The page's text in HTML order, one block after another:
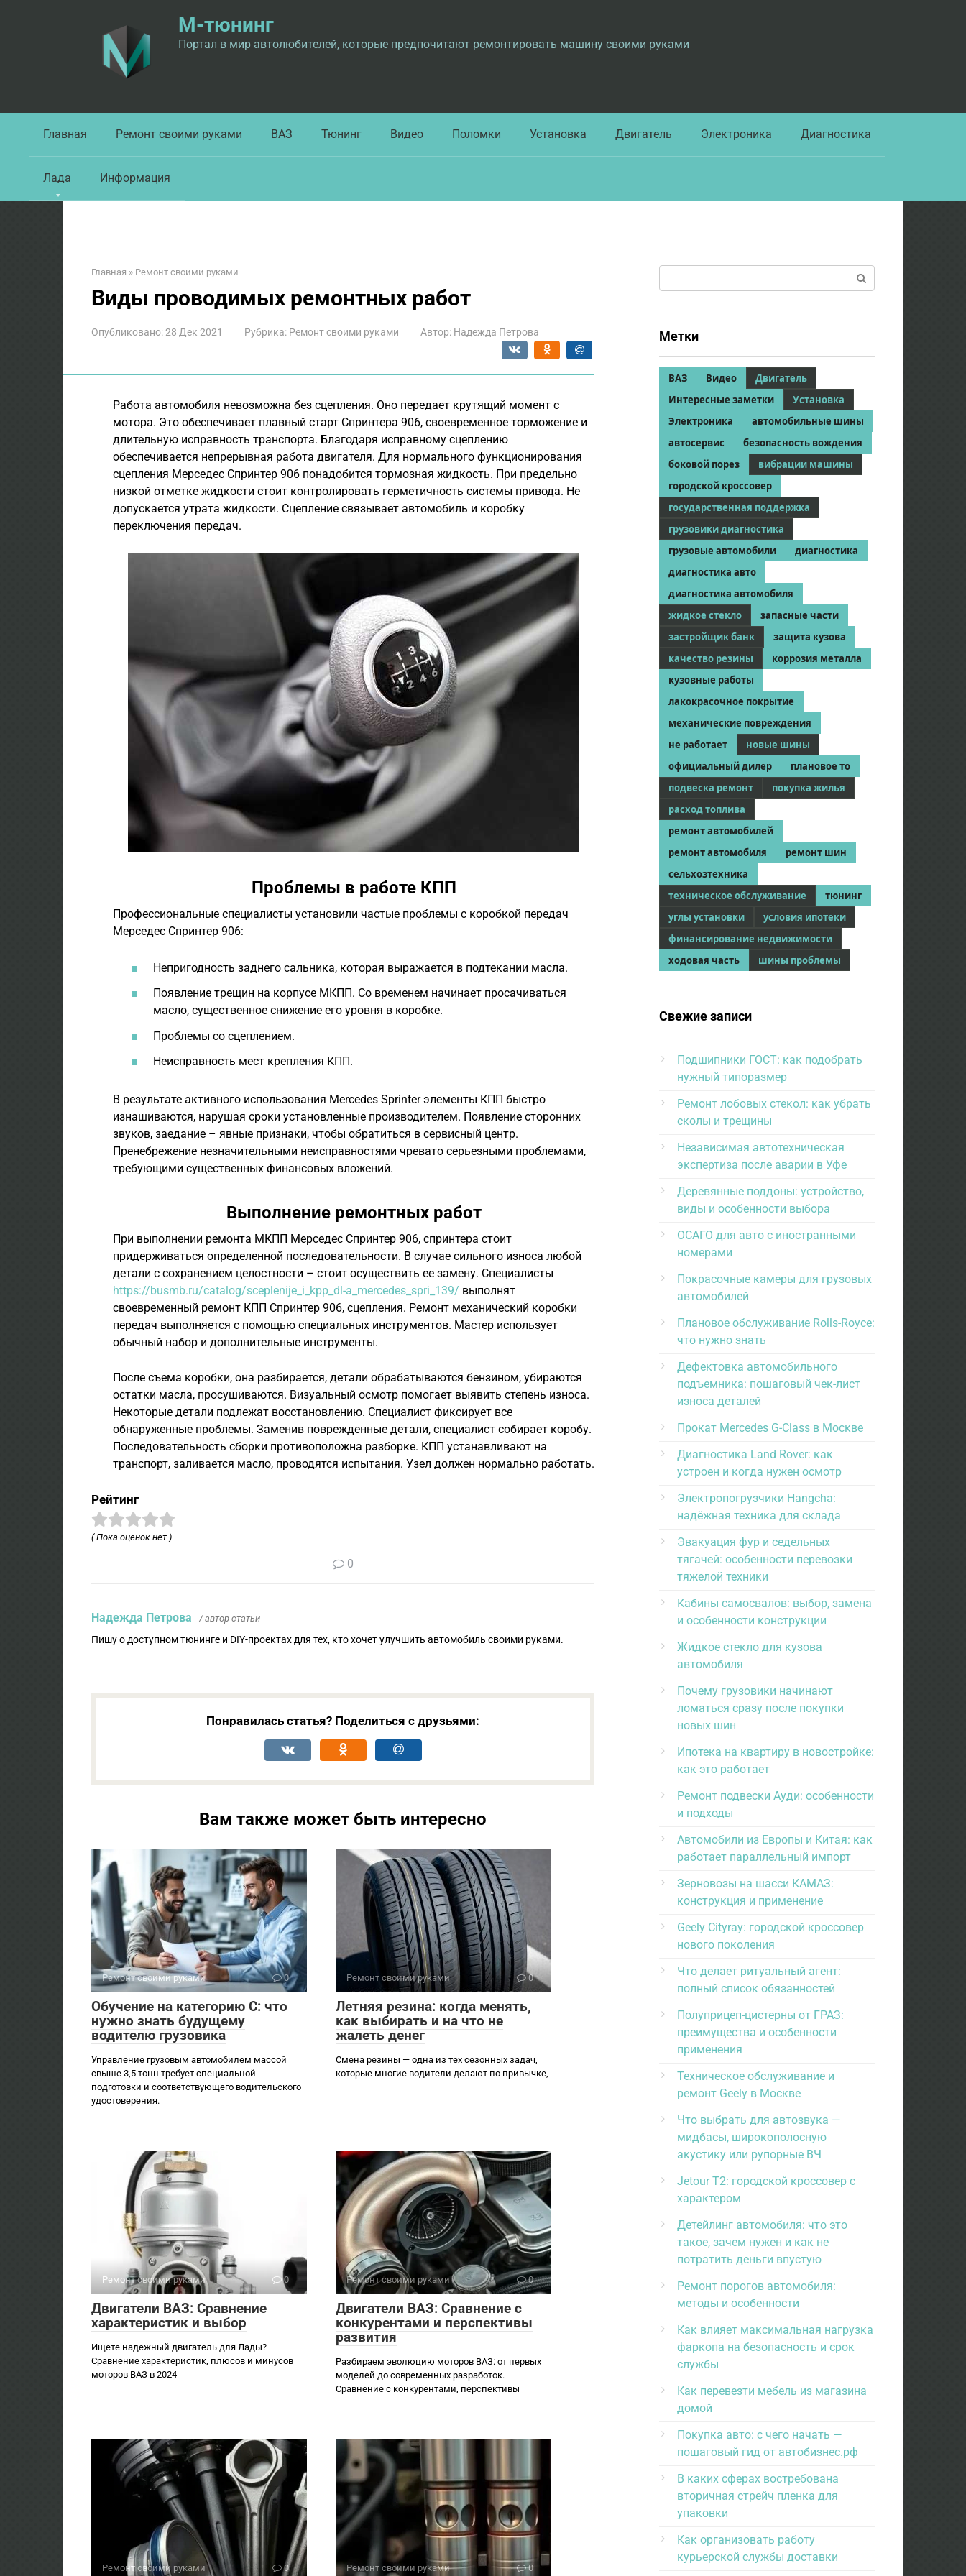
М-тюнинг
Портал в мир автолюбителей, которые предпочитают ремонтировать машину своими руками
Главная Ремонт своими руками ВАЗ Тюнинг Видео Поломки Установка Двигатель Электроника Диагностика
Лада Информация
Главная » Ремонт своими руками
Виды проводимых ремонтных работ
Опубликовано:28 Дек 2021 Рубрика: Ремонт своими руками Автор: Надежда Петрова
Работа автомобиля невозможна без сцепления. Оно передает крутящий момент с
мотора. Это обеспечивает плавный старт Спринтера 906, своевременное торможение и
длительную исправность транспорта. Благодаря исправному сцеплению
обеспечивается непрерывная работа двигателя. Для нормального функционирования
сцепления Мерседес Спринтер 906 понадобится тормозная жидкость. При предельно
низкой отметке жидкости стоит контролировать герметичность системы привода. Не
допускается утрата жидкости. Сцепление связывает автомобиль и коробку
переключения передач.
Проблемы в работе КПП
Профессиональные специалисты установили частые проблемы с коробкой передач
Мерседес Спринтер 906:
Непригодность заднего сальника, которая выражается в подтекании масла.
Появление трещин на корпусе МКПП. Со временем начинает просачиваться
масло, существенное снижение его уровня в коробке.
Проблемы со сцеплением.
Неисправность мест крепления КПП.
В результате активного использования Mercedes Sprinter элементы КПП быстро
изнашиваются, нарушая сроки установленные производителем. Появление сторонних
звуков, заедание – явные признаки, чтобы обратиться в сервисный центр.
Пренебрежение незначительными неисправностями чревато серьезными проблемами,
требующими существенных финансовых вложений.
Выполнение ремонтных работ
При выполнении ремонта МКПП Мерседес Спринтер 906, спринтера стоит
придерживаться определенной последовательности. В случае сильного износа любой
детали с сохранением целостности – стоит осуществить ее замену. Специалисты
https://busmb.ru/catalog/sceplenije_i_kpp_dl-a_mercedes_spri_139/ выполнят
своевременный ремонт КПП Спринтер 906, сцепления. Ремонт механический коробки
передач выполняется с помощью специальных инструментов. Мастер использует
обычный набор и дополнительные инструменты.
После съема коробки, она разбирается, детали обрабатываются бензином, убираются
остатки масла, просушиваются. Визуальный осмотр помогает выявить степень износа.
Некоторые детали подлежат восстановлению. Специалист фиксирует все
обнаруженные проблемы. Заменив поврежденные детали, специалист собирает коробу.
Последовательность сборки противоположна разборке. КПП устанавливают на
транспорт, заливается масло, проводятся испытания. Узел должен нормально работать.
Рейтинг
( Пока оценок нет )
0
Надежда Петрова / автор статьи
Пишу о доступном тюнинге и DIY-проектах для тех, кто хочет улучшить автомобиль своими руками.
Понравилась статья? Поделиться с друзьями:
Вам также может быть интересно
Ремонт своими руками 0
Обучение на категорию C: что
нужно знать будущему
водителю грузовика
Управление грузовым автомобилем массой
свыше 3,5 тонн требует специальной
подготовки и соответствующего водительского
удостоверения.
Ремонт своими руками 0
Летняя резина: когда менять,
как выбирать и на что не
жалеть денег
Смена резины — одна из тех сезонных задач,
которые многие водители делают по привычке,
Ремонт своими руками 0
Двигатели ВАЗ: Сравнение
характеристик и выбор
Ищете надежный двигатель для Лады?
Сравнение характеристик, плюсов и минусов
моторов ВАЗ в 2024
Ремонт своими руками 0
Двигатели ВАЗ: Сравнение с
конкурентами и перспективы
развития
Разбираем эволюцию моторов ВАЗ: от первых
моделей до современных разработок.
Сравнение с конкурентами, перспективы
Ремонт своими руками 0 Ремонт своими руками 0
Метки
ВАЗ Видео
Двигатель
Интересные заметки
Установка
Электроника
автомобильные шины
автосервис
безопасность вождения
боковой порез
вибрации машины
городской кроссовер
государственная поддержка
грузовики диагностика
грузовые автомобили
диагностика
диагностика авто
диагностика автомобиля
жидкое стекло
запасные части
застройщик банк
защита кузова
качество резины
коррозия металла
кузовные работы
лакокрасочное покрытие
механические повреждения
не работает
новые шины
официальный дилер
плановое то
подвеска ремонт
покупка жилья
расход топлива
ремонт автомобилей
ремонт автомобиля
ремонт шин
сельхозтехника
техническое обслуживание
тюнинг
углы установки
условия ипотеки
финансирование недвижимости
ходовая часть
шины проблемы
Свежие записи
Подшипники ГОСТ: как подобрать
нужный типоразмер
Ремонт лобовых стекол: как убрать
сколы и трещины
Независимая автотехническая
экспертиза после аварии в Уфе
Деревянные поддоны: устройство,
виды и особенности выбора
ОСАГО для авто с иностранными
номерами
Покрасочные камеры для грузовых
автомобилей
Плановое обслуживание Rolls-Royce:
что нужно знать
Дефектовка автомобильного
подъемника: пошаговый чек-лист
износа деталей
Прокат Mercedes G-Class в Москве
Диагностика Land Rover: как
устроен и когда нужен осмотр
Электропогрузчики Hangcha:
надёжная техника для склада
Эвакуация фур и седельных
тягачей: особенности перевозки
тяжелой техники
Кабины самосвалов: выбор, замена
и особенности конструкции
Жидкое стекло для кузова
автомобиля
Почему грузовики начинают
ломаться сразу после покупки
новых шин
Ипотека на квартиру в новостройке:
как это работает
Ремонт подвески Ауди: особенности
и подходы
Автомобили из Европы и Китая: как
работает параллельный импорт
Зерновозы на шасси КАМАЗ:
конструкция и применение
Geely Cityray: городской кроссовер
нового поколения
Что делает ритуальный агент:
полный список обязанностей
Полуприцеп-цистерны от ГРАЗ:
преимущества и особенности
применения
Техническое обслуживание и
ремонт Geely в Москве
Что выбрать для автозвука —
мидбасы, широкополосную
акустику или рупорные ВЧ
Jetour T2: городской кроссовер с
характером
Детейлинг автомобиля: что это
такое, зачем нужен и как не
потратить деньги впустую
Ремонт порогов автомобиля:
методы и особенности
Как влияет максимальная нагрузка
фаркопа на безопасность и срок
службы
Как перевезти мебель из магазина
домой
Покупка авто: с чего начать —
пошаговый гид от автобизнес.рф
В каких сферах востребована
вторичная стрейч пленка для
упаковки
Как организовать работу
курьерской службы доставки